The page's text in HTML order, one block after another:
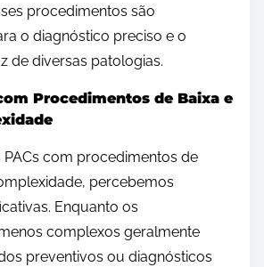
procedimentos são
o diagnóstico preciso e o
de diversas patologias.
Procedimentos de Baixa e
com procedimentos de
percebemos
Enquanto os
complexos geralmente
preventivos ou diagnósticos